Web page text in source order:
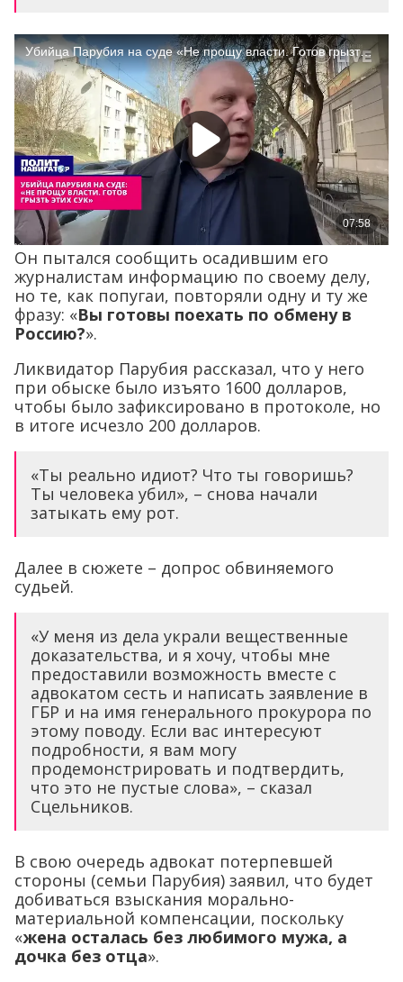
Он пытался сообщить осадившим его
журналистам информацию по своему делу,
но те, как попугаи, повторяли одну и ту же
фразу: «Вы готовы поехать по обмену в
Россию?».
Ликвидатор Парубия рассказал, что у него
при обыске было изъято 1600 долларов,
чтобы было зафиксировано в протоколе, но
в итоге исчезло 200 долларов.
«Ты реально идиот? Что ты говоришь?
Ты человека убил», – снова начали
затыкать ему рот.
Далее в сюжете – допрос обвиняемого
судьей.
«У меня из дела украли вещественные
доказательства, и я хочу, чтобы мне
предоставили возможность вместе с
адвокатом сесть и написать заявление в
ГБР и на имя генерального прокурора по
этому поводу. Если вас интересуют
подробности, я вам могу
продемонстрировать и подтвердить,
что это не пустые слова», – сказал
Сцельников.
В свою очередь адвокат потерпевшей
стороны (семьи Парубия) заявил, что будет
добиваться взыскания морально-
материальной компенсации, поскольку
«жена осталась без любимого мужа, а
дочка без отца».